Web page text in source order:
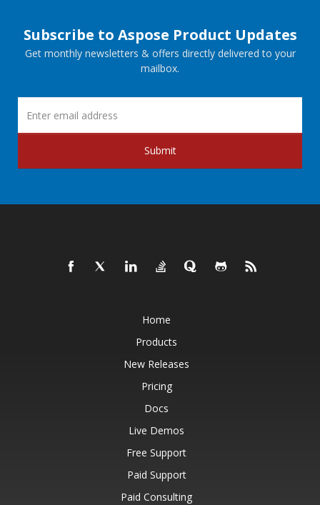
Subscribe to Aspose Product Updates
Get monthly newsletters & offers directly delivered to your
mailbox.
Submit
Home
Products
New Releases
Pricing
Docs
Live Demos
Free Support
Paid Support
Paid Consulting